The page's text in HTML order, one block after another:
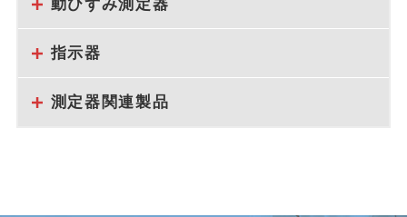
動ひずみ測定器
指示器
測定器関連製品